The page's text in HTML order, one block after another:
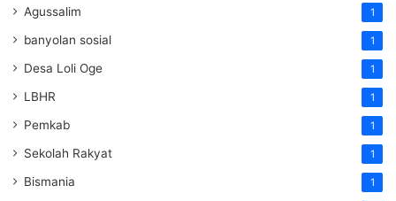
Agussalim 1
banyolan sosial 1
Desa Loli Oge 1
LBHR 1
Pemkab 1
Sekolah Rakyat 1
Bismania 1